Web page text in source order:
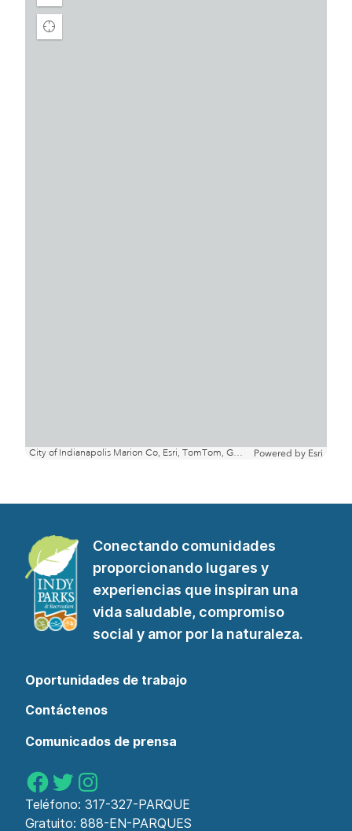
Conectando comunidades
proporcionando lugares y
experiencias que inspiran una
vida saludable, compromiso
social y amor por la naturaleza.
Oportunidades de trabajo
Contáctenos
Comunicados de prensa
Parques de Indy en Facebook
Parques de Indy en Twitter
Parques de Indy en Instagram
Teléfono: 317-327-PARQUE
Gratuito: 888-EN-PARQUES